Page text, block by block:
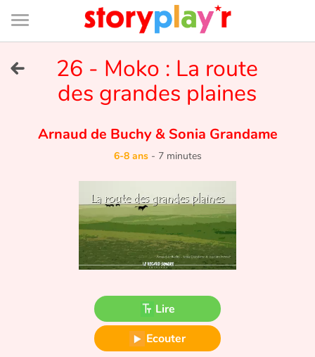
Connexion
Bibliothèque
de
page
Je me connecte
Tester gratuitement
Bibliothèque
Fable, mythe, littérature et poésie
26 - Moko : La route
des grandes plaines
Arnaud de Buchy&Sonia Grandame
6-8 ans- 7 minutes
Lire
Ecouter